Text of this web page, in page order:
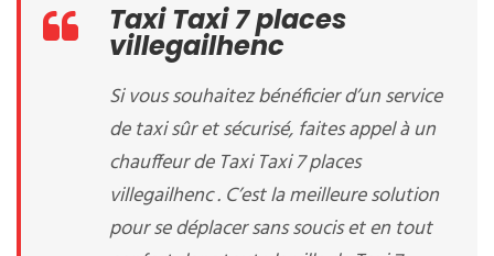
Taxi Taxi 7 places
villegailhenc
Si vous souhaitez bénéficier d’un service
de taxi sûr et sécurisé, faites appel à un
chauffeur de Taxi Taxi 7 places
villegailhenc . C’est la meilleure solution
pour se déplacer sans soucis et en tout